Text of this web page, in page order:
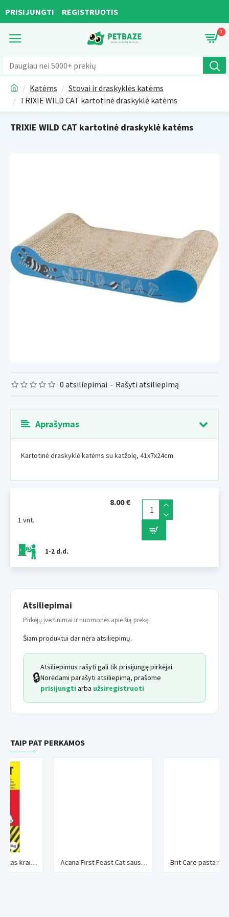
PRISIJUNGTI REGISTRUOTIS
0
Katėms
Stovai ir draskyklės katėms
TRIXIE WILD CAT kartotinė draskyklė katėms
TRIXIE WILD CAT kartotinė draskyklė katėms
0 atsiliepimai - Rašyti atsiliepimą
1 vnt.
1-2 d.d.
8.00 €
Aprašymas
Kartotinė draskyklė katėms su katžolę, 41x7x24cm.
Atsiliepimai
Pirkėjų įvertinimai ir nuomonės apie šią prekę
Šiam produktui dar nėra atsiliepimų.
🔒
Atsiliepimus rašyti gali tik prisijungę pirkėjai.
Norėdami parašyti atsiliepimą, prašome
prisijungti arba užsiregistruoti
TAIP PAT PERKAMOS
Acana First Feast Cat sausas maistas kačiukams Brit Care pasta nuo plaukų gumuliukų su taurinu katėms